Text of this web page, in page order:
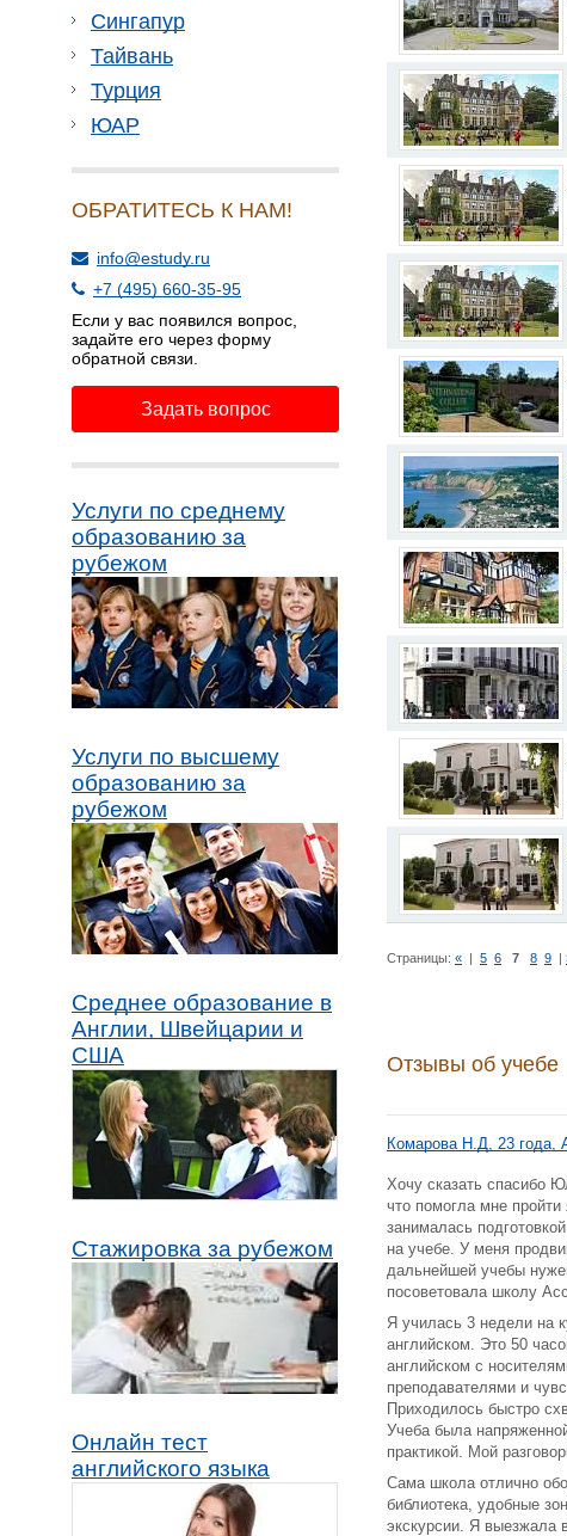
Сингапур
Тайвань
Турция
ЮАР
ОБРАТИТЕСЬ К НАМ!
info@estudy.ru
+7 (495) 660-35-95
Если у вас появился вопрос,
задайте его через форму
обратной связи.
Задать вопрос
Услуги по среднему
образованию за
рубежом
Услуги по высшему
образованию за
рубежом
Среднее образование в
Англии, Швейцарии и
США
Стажировка за рубежом
Онлайн тест
английского языка
Страницы: « | 5 6 7 8 9 |
Отзывы об учебе
Комарова Н.Д, 23 года,
Хочу сказать спасибо
что помогла мне
занималась
на учебе. У меня
дальнейшей учебы
посоветовала школу
Я училась 3 недели на
английском. Это 50
английском с
преподавателями и
Приходилось быстро
Учеба была
практикой. Мой
Сама школа отлично
библиотека, удобные
экскурсии. Я выезжала